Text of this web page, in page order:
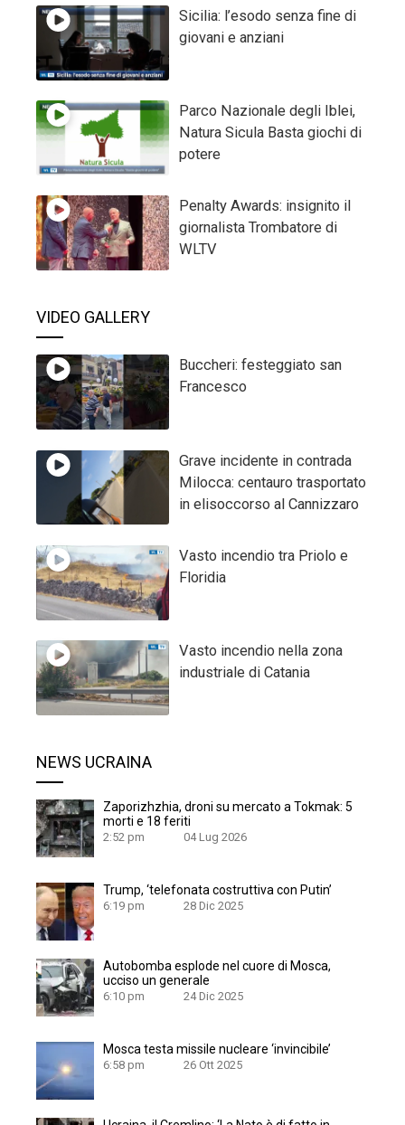
Sicilia: l’esodo senza fine di
giovani e anziani
Parco Nazionale degli Iblei,
Natura Sicula Basta giochi di
potere
Penalty Awards: insignito il
giornalista Trombatore di
WLTV
VIDEO GALLERY
Buccheri: festeggiato san
Francesco
Grave incidente in contrada
Milocca: centauro trasportato
in elisoccorso al Cannizzaro
Vasto incendio tra Priolo e
Floridia
Vasto incendio nella zona
industriale di Catania
NEWS UCRAINA
Zaporizhzhia, droni su mercato a Tokmak: 5
morti e 18 feriti
2:52 pm 04 Lug 2026
Trump, ‘telefonata costruttiva con Putin’
6:19 pm 28 Dic 2025
Autobomba esplode nel cuore di Mosca,
ucciso un generale
6:10 pm 24 Dic 2025
Mosca testa missile nucleare ‘invincibile’
6:58 pm 26 Ott 2025